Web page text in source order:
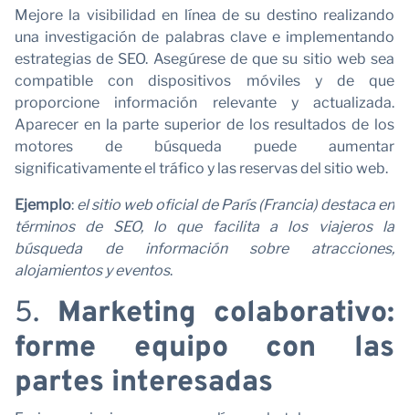
Mejore la visibilidad en línea de su destino realizando
una investigación de palabras clave e implementando
estrategias de SEO. Asegúrese de que su sitio web sea
compatible con dispositivos móviles y de que
proporcione información relevante y actualizada.
Aparecer en la parte superior de los resultados de los
motores de búsqueda puede aumentar
significativamente el tráfico y las reservas del sitio web.
Ejemplo: el sitio web oficial de París (Francia) destaca en
términos de SEO, lo que facilita a los viajeros la
búsqueda de información sobre atracciones,
alojamientos y eventos.
5. Marketing colaborativo:
forme equipo con las
partes interesadas